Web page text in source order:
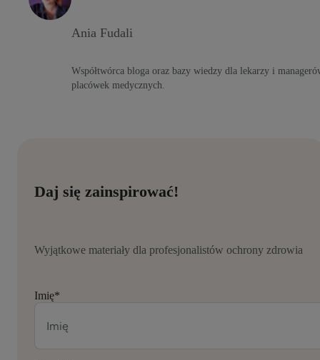
Ania Fudali
Współtwórca bloga oraz bazy wiedzy dla lekarzy i
placówek medycznych.
Daj się zainspirować!
Wyjątkowe materiały dla profesjonalistów ochrony zdrowia
Imię*